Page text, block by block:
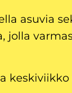
asuvia
jolla
keskiviikko